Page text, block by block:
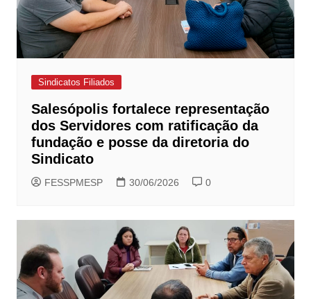
Sindicatos Filiados
Salesópolis fortalece representação
dos Servidores com ratificação da
fundação e posse da diretoria do
Sindicato
FESSPMESP 30/06/2026 0